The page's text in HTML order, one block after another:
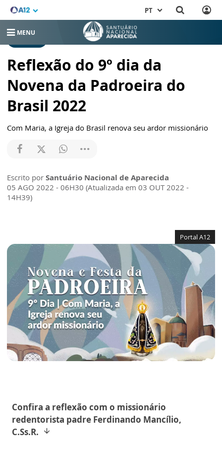
PT
MENU
Reflexão do 9º dia da
Novena da Padroeira do
Brasil 2022
Com Maria, a Igreja do Brasil renova seu ardor missionário
Escrito por Santuário Nacional de Aparecida
05 AGO 2022 - 06H30 (Atualizada em 03 OUT 2022 -
14H39)
Portal A12
Confira a reflexão com o missionário
redentorista padre Ferdinando Mancílio,
C.Ss.R.
arrow_downward